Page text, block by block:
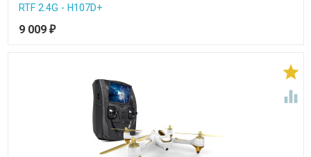
RTF 2.4G - H107D+
9 009 ₽

